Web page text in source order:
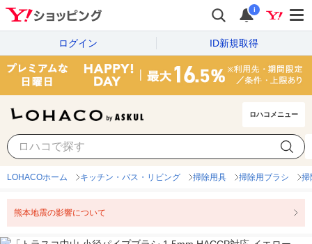
i
ログイン ID新規取得
ロハコメニュー
LOHACOホーム キッチン・バス・リビング 掃除用具 掃除用ブラシ 掃
熊本地震の影響について